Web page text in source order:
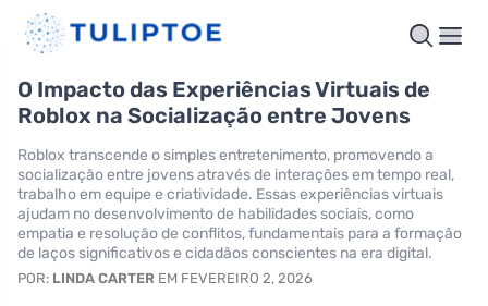
O Impacto das Experiências Virtuais de
Roblox na Socialização entre Jovens
Roblox transcende o simples entretenimento, promovendo a
socialização entre jovens através de interações em tempo real,
trabalho em equipe e criatividade. Essas experiências virtuais
ajudam no desenvolvimento de habilidades sociais, como
empatia e resolução de conflitos, fundamentais para a formação
de laços significativos e cidadãos conscientes na era digital.
POR: LINDA CARTER EM FEVEREIRO 2, 2026